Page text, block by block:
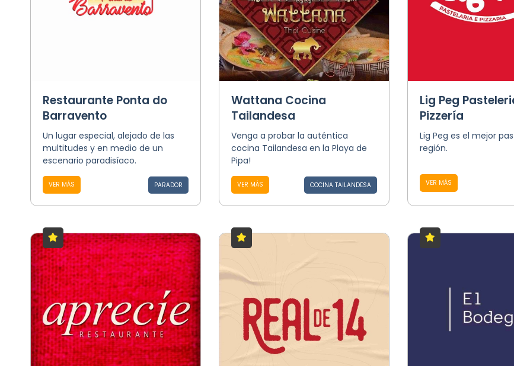
Restaurante Ponta do
Barravento
Un lugar especial, alejado de las
multitudes y en medio de un
escenario paradisíaco.
VER MÁS PARADOR
Wattana Cocina
Tailandesa
Venga a probar la auténtica
cocina Tailandesa en la Playa de
Pipa!
VER MÁS COCINA TAILANDESA
Lig Peg
Pizzería
Lig Peg es el mejor
región.
VER MÁS